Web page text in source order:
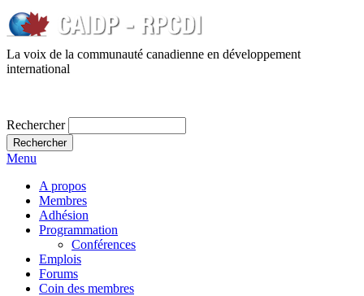
La voix de la communauté canadienne en développement
international
Rechercher
Menu
A propos
Membres
Adhésion
Programmation
Conférences
Emplois
Forums
Coin des membres